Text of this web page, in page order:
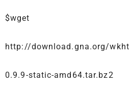
$wget
http://download.gna.org/
0.9.9-static-amd64.tar.bz2